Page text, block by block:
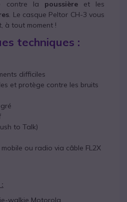
contre la poussière et les
. Le casque Peltor CH-3 vous
à tout moment !
techniques :
difficiles
et protège contre les bruits
to Talk)
ou radio via câble FL2X
walkie Motorola